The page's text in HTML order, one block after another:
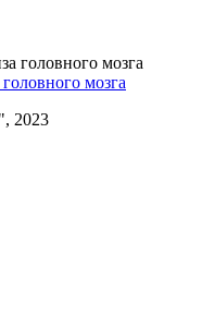
мозга
2023